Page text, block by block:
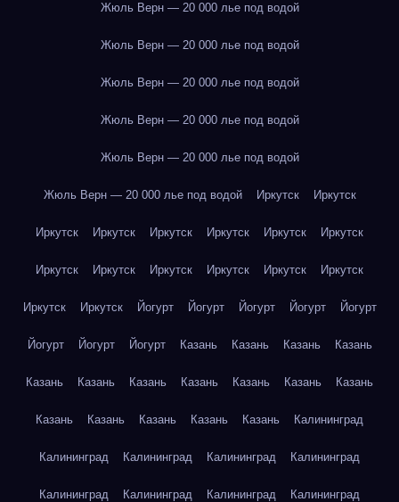
Жюль Верн — 20 000 лье под водой
Жюль Верн — 20 000 лье под водой
Жюль Верн — 20 000 лье под водой
Жюль Верн — 20 000 лье под водой
Жюль Верн — 20 000 лье под водой
Жюль Верн — 20 000 лье под водой Иркутск Иркутск
Иркутск Иркутск Иркутск Иркутск Иркутск Иркутск
Иркутск Иркутск Иркутск Иркутск Иркутск Иркутск
Иркутск Иркутск Йогурт Йогурт Йогурт Йогурт Йогурт
Йогурт Йогурт Йогурт Казань Казань Казань Казань
Казань Казань Казань Казань Казань Казань Казань
Казань Казань Казань Казань Казань Калининград
Калининград Калининград Калининград Калининград
Калининград Калининград Калининград Калининград